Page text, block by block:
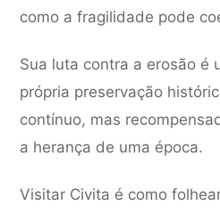
como a fragilidade pode
Sua luta contra a erosão é
própria preservação
contínuo, mas
a herança de uma época.
Visitar Civita é como